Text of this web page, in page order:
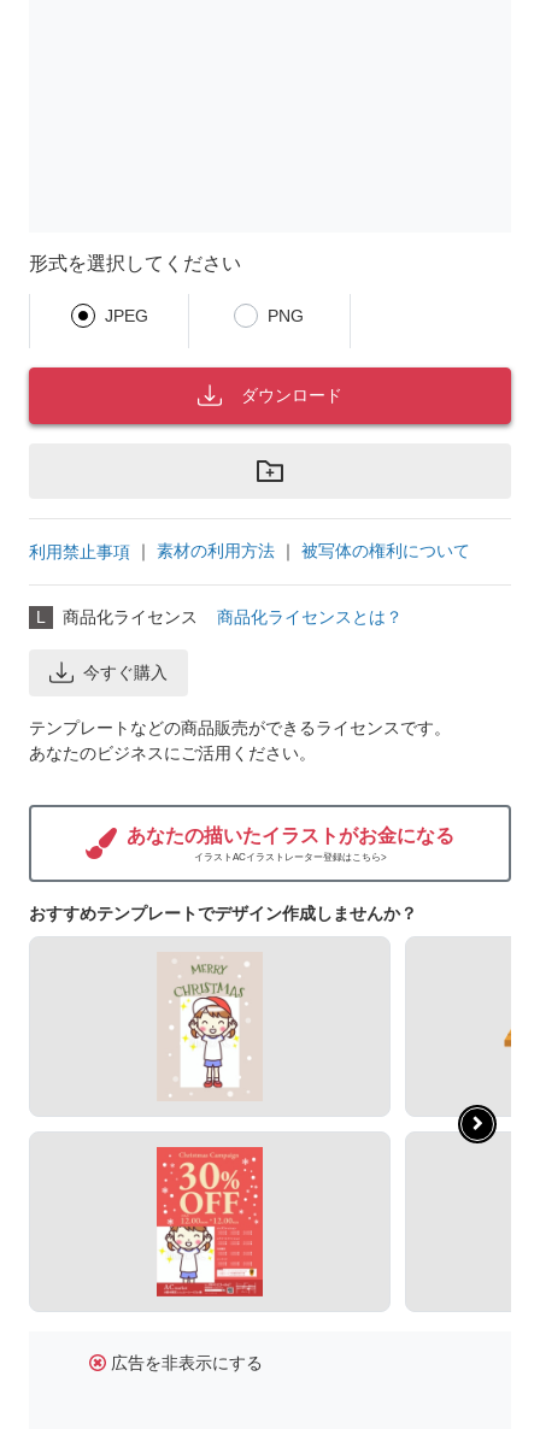
形式を選択してください
JPEG PNG
ダウンロード
利用禁止事項 ｜ 素材の利用方法 ｜ 被写体の権利について
L 商品化ライセンス 商品化ライセンスとは？
今すぐ購入
テンプレートなどの商品販売ができるライセンスです。
あなたのビジネスにご活用ください。
あなたの描いたイラストがお金になる
イラストACイラストレーター登録はこちら>
おすすめテンプレートでデザイン作成しませんか？
広告を非表示にする